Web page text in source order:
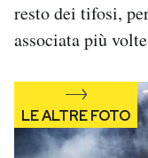
resto dei tifosi,
associata più